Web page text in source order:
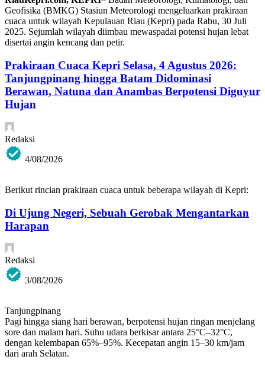
Geofisika (BMKG) Stasiun Meteorologi mengeluarkan prakiraan
cuaca untuk wilayah Kepulauan Riau (Kepri) pada Rabu, 30 Juli
2025. Sejumlah wilayah diimbau mewaspadai potensi hujan lebat
disertai angin kencang dan petir.
Prakiraan Cuaca Kepri Selasa, 4 Agustus 2026:
Tanjungpinang hingga Batam Didominasi
Berawan, Natuna dan Anambas Berpotensi Diguyur
Hujan
Redaksi
4/08/2026
Berikut rincian prakiraan cuaca untuk beberapa wilayah di Kepri:
Di Ujung Negeri, Sebuah Gerobak Mengantarkan
Harapan
Redaksi
3/08/2026
Tanjungpinang
Pagi hingga siang hari berawan, berpotensi hujan ringan menjelang
sore dan malam hari. Suhu udara berkisar antara 25°C–32°C,
dengan kelembapan 65%–95%. Kecepatan angin 15–30 km/jam
dari arah Selatan.